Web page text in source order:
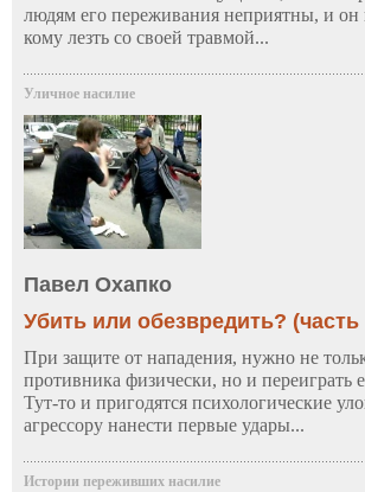
людям его переживания неприятны, и
кому лезть со своей травмой...
Уличное насилие
Павел Охапко
Убить или обезвредить? (часть
При защите от нападения, нужно не
противника физически, но и переиграть
Тут-то и пригодятся психологические
агрессору нанести первые удары...
Истории переживших насилие